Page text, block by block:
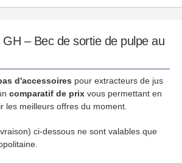
– Bec de sortie de pulpe au
d'accessoires pour extracteurs de jus
comparatif de prix vous permettant en
les meilleurs offres du moment.
ci-dessous ne sont valables que